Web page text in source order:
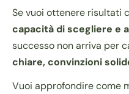
Se vuoi ottenere risultati
capacità di scegliere e
successo non arriva per
chiare, convinzioni
Vuoi approfondire come